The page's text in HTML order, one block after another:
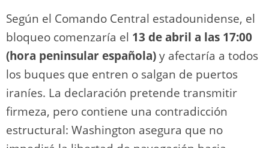
Según el Comando Central estadounidense, el
bloqueo comenzaría el 13 de abril a las 17:00
(hora peninsular española)y afectaría a todos
los buques que entren o salgan de puertos
iraníes. La declaración pretende transmitir
firmeza, pero contiene una contradicción
estructural: Washington asegura que no